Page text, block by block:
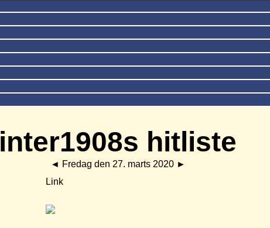
inter1908s hitliste
◄ Fredag den 27. marts 2020 ►
Link